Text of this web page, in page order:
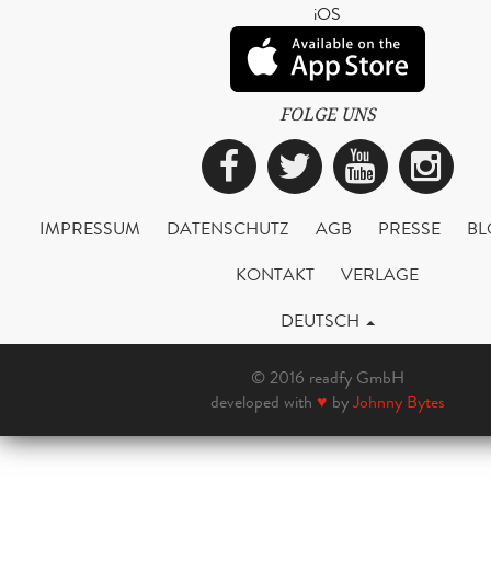
iOS
FOLGE UNS
Facebook
Twitter
IMPRESSUM DATENSCHUTZ AGB PRESSE
KONTAKT
VERLAGE
DEUTSCH
© 2016 readfy GmbH
developed with ♥ byJohnny Bytes